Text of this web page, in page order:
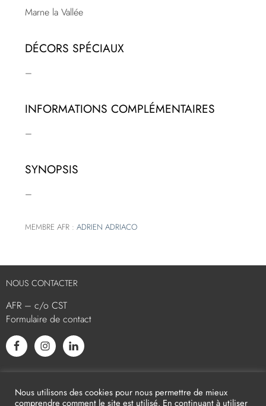
Marne la Vallée
DÉCORS SPÉCIAUX
–
INFORMATIONS COMPLÉMENTAIRES
–
SYNOPSIS
–
MEMBRE AFR :ADRIEN ADRIACO
NOUS CONTACTER
AFR – c/o CST
Formulaire de contact
Nous utilisons des cookies pour nous permettre de mieux
comprendre comment le site est utilisé. En continuant à utiliser